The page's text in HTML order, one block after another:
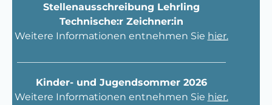
Stellenausschreibung Lehrling
Technische:r Zeichner:in
Weitere Informationen entnehmen Sie hier.
Kinder- und Jugendsommer 2026
Weitere Informationen entnehmen Sie hier.